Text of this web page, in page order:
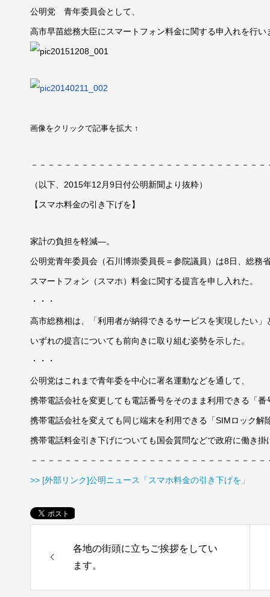
公明党 青年委員会として、
高市早苗総務大臣にスマートフォン料金に関する申入れを行い
画像をクリックで記事を拡大 ↑
－－－－－－－－－－－－－－－－－－－－－－－－－－－
（以下、2015年12月9日付公明新聞より抜粋）
【スマホ料金の引き下げを】
家計の負担を軽減―。
公明党青年委員会（石川博崇委員長＝参院議員）は8日、総務
スマートフォン（スマホ）料金に関する提言を申し入れた。
・・・
高市総務相は、「利用者が納得できるサービスを実現したい」
いずれの提言についても前向きに取り組む姿勢を示した。
・・・
公明党はこれまで青年委を中心に署名運動などを通して、
携帯電話会社を変更しても電話番号をそのまま利用できる「
携帯電話会社を変えても同じ端末を利用できる「SIMロック解
携帯電話料金引き下げについても国会質問などで政府に働き掛
－－－－－－－－－－－－－－－－－－－－－－－－－－－
>> [外部リンク]公明ニュース「スマホ料金の引き下げを」
各地の街頭に立ちご挨拶をしてい
ます。